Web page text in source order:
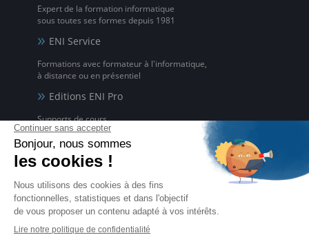
Expert de la formation informatique
sous toutes ses formes depuis 1981
ENI Service
Formations avec formateur à l'informatique,
à distance ou en présentiel
Editions ENI Pro
Supports de cours
pour les organismes de formation
ENI elearning
La solution de formation à l'informatique en ligne,
disponible en 5 langues
Certifications ENI
Certifications à l'informatique